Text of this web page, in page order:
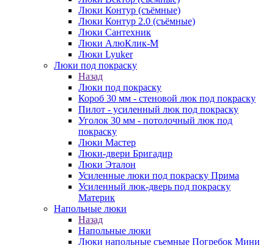
Люки Контур (съёмные)
Люки Контур 2.0 (съёмные)
Люки Сантехник
Люки АлюКлик-М
Люки Lyuker
Люки под покраску
Назад
Люки под покраску
Короб 30 мм - стеновой люк под покраску
Пилот - усиленный люк под покраску
Уголок 30 мм - потолочный люк под
покраску
Люки Мастер
Люки-двери Бригадир
Люки Эталон
Усиленные люки под покраску Прима
Усиленный люк-дверь под покраску
Материк
Напольные люки
Назад
Напольные люки
Люки напольные съемные Погребок Мини